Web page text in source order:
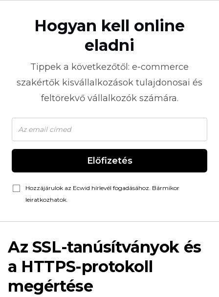
Hogyan kell online
eladni
Tippek a következőtől: e-commerce
szakértők kisvállalkozások tulajdonosai és
feltörekvő vállalkozók számára.
Előfizetés
Hozzájárulok az Ecwid hírlevél fogadásához. Bármikor
leiratkozhatok.
Az SSL-tanúsítványok és
a HTTPS-protokoll
megértése